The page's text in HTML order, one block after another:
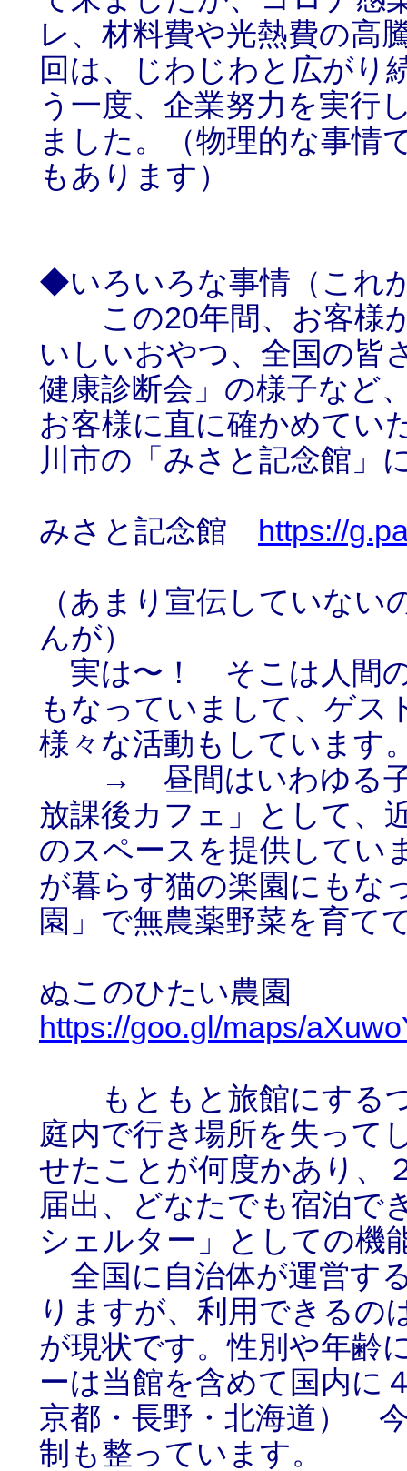
レ、材料費や光熱費の高
回は、じわじわと広がり
う一度、企業努力を実行
ました。（物理的な事情
もあります）
◆いろいろな事情（これ
この20年間、お客様
いしいおやつ、全国の皆
健康診断会」の様子など
お客様に直に確かめてい
川市の「みさと記念館」
みさと記念館 https://
（あまり宣伝していな
んが）
実は〜！ そこは人間
もなっていまして、ゲス
様々な活動もしています
→ 昼間はいわゆる子
放課後カフェ」として、
のスペースを提供して
が暮らす猫の楽園にもな
園」で無農薬野菜を育て
ぬこのひたい農園
https://goo.gl/maps/
もともと旅館にするつ
庭内で行き場所を失って
せたことが何度かあり、
届出、どなたでも宿泊で
シェルター」としての機
全国に自治体が運営す
りますが、利用できるの
が現状です。性別や年齢
ーは当館を含めて国内に
京都・長野・北海道）
制も整っています。